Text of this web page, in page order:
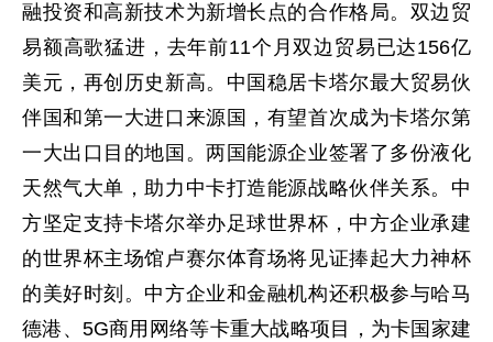
融投资和高新技术为新增长点的合作格局。双边贸
易额高歌猛进，去年前11个月双边贸易已达156亿
美元，再创历史新高。中国稳居卡塔尔最大贸易伙
伴国和第一大进口来源国，有望首次成为卡塔尔第
一大出口目的地国。两国能源企业签署了多份液化
天然气大单，助力中卡打造能源战略伙伴关系。中
方坚定支持卡塔尔举办足球世界杯，中方企业承建
的世界杯主场馆卢赛尔体育场将见证捧起大力神杯
的美好时刻。中方企业和金融机构还积极参与哈马
德港、5G商用网络等卡重大战略项目，为卡国家建